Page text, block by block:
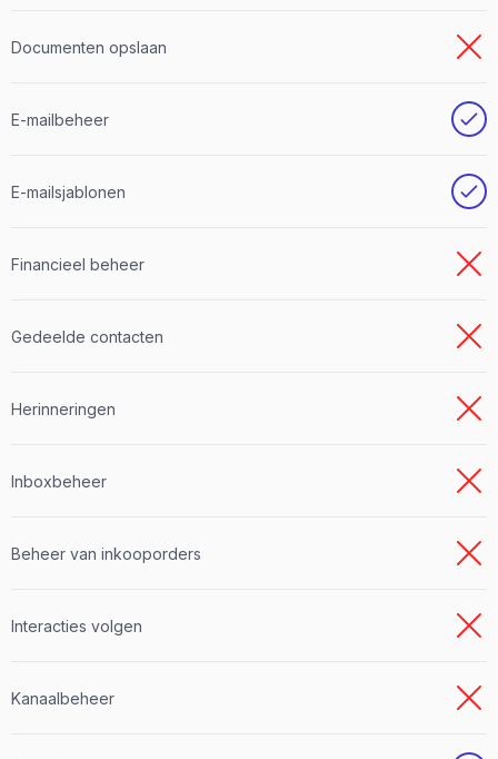
Documenten opslaan
E-mailbeheer
E-mailsjablonen
Financieel beheer
Gedeelde contacten
Herinneringen
Inboxbeheer
Beheer van inkooporders
Interacties volgen
Kanaalbeheer